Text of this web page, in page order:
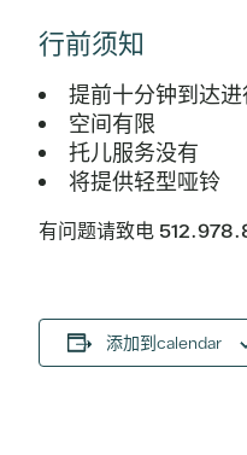
行前须知
提前十分钟到达进
空间有限
托儿服务没有
将提供轻型哑铃
有问题请致电
添加到calendar